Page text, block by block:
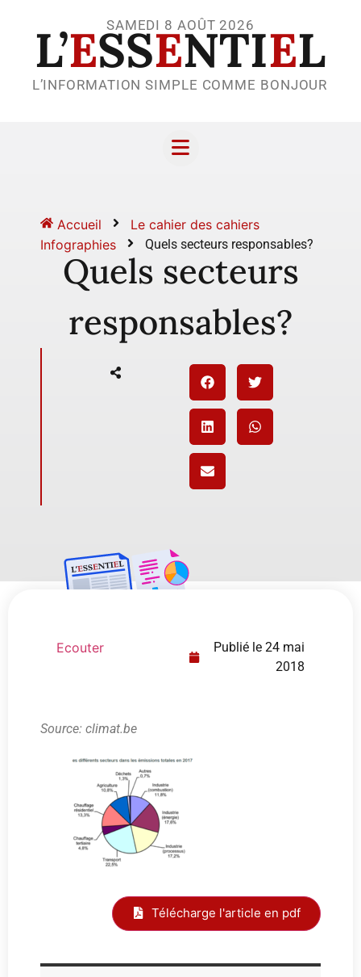
SAMEDI 8 AOÛT 2026
L’ESSENTIEL
L’INFORMATION SIMPLE COMME BONJOUR
Accueil
Le cahier des cahiers
Infographies
Quels secteurs responsables?
Quels secteurs
responsables?
Ecouter Publié le 24 mai
2018
Source: climat.be
Télécharge l'article en pdf